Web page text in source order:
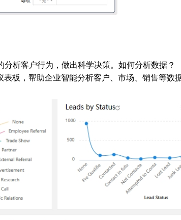
析客户行为，做出科学决策。如何分析数据？
板，帮助企业智能分析客户、市场、销售等数